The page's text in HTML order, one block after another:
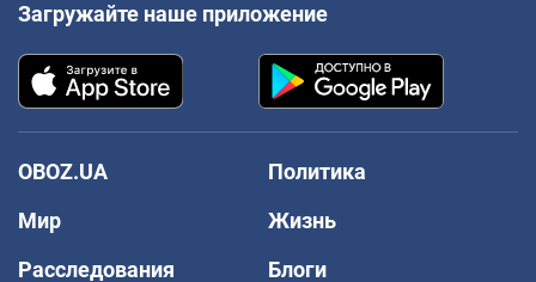
Загружайте наше приложение
OBOZ.UA
Политика
Мир
Жизнь
Расследования
Блоги